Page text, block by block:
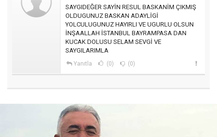
SAYGIDEĞER SAYİN RESUL BASKANİM ÇIKMIŞ
OLDUGUNUZ BASKAN ADAYLİGİ
YOLCULUGUNUZ HAYIRLI VE UGURLU OLSUN
İNŞAALLAH İSTANBUL BAYRAMPASA DAN
KUCAK DOLUSU SELAM SEVGİ VE
SAYGILARIMLA
Yanıtla (0) (0)